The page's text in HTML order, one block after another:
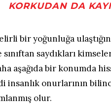
KORKUDAN DA
bir yoğunluğa
sınıftan saydıkları
aşağıda bir konumda
insanlık onurlarının
olur.